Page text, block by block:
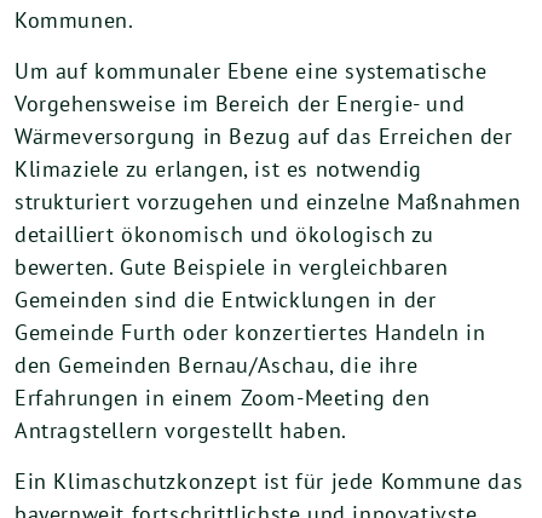
Kommunen.
Um auf kommunaler Ebene eine systematische
Vorgehensweise im Bereich der Energie- und
Wärmeversorgung in Bezug auf das Erreichen der
Klimaziele zu erlangen, ist es notwendig
strukturiert vorzugehen und einzelne Maßnahmen
detailliert ökonomisch und ökologisch zu
bewerten. Gute Beispiele in vergleichbaren
Gemeinden sind die Entwicklungen in der
Gemeinde Furth oder konzertiertes Handeln in
den Gemeinden Bernau/Aschau, die ihre
Erfahrungen in einem Zoom-Meeting den
Antragstellern vorgestellt haben.
Ein Klimaschutzkonzept ist für jede Kommune das